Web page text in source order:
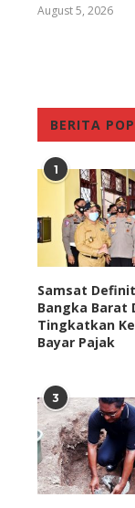
August 5, 2026
BERITA
1
Samsat
Bangka Barat
Tingkatkan
Bayar Pajak
3